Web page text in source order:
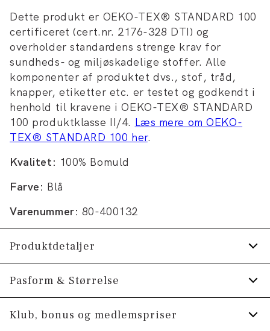
Dette produkt er OEKO-TEX® STANDARD 100
certificeret (cert.nr. 2176-328 DTI) og
overholder standardens strenge krav for
sundheds- og miljøskadelige stoffer. Alle
komponenter af produktet dvs., stof, tråd,
knapper, etiketter etc. er testet og godkendt i
henhold til kravene i OEKO-TEX® STANDARD
100 produktklasse II/4. Læs mere om OEKO-
TEX® STANDARD 100 her.
Kvalitet: 100% Bomuld
Farve: Blå
Varenummer: 80-400132
Produktdetaljer
Logo på venstre ærme.
Logomærke nederst på venstre side.
Logo printet henover brystet.
Pasform & Størrelse
Fit:Comfort fit
Klub, bonus og medlemspriser